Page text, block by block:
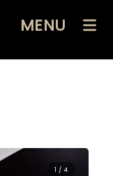
MENU
1 / 4